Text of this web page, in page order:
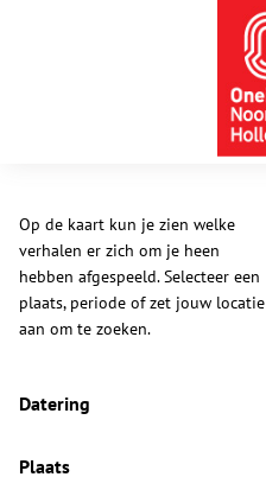
Op de kaart kun je zien welke
verhalen er zich om je heen
hebben afgespeeld. Selecteer een
plaats, periode of zet jouw locatie
aan om te zoeken.
Datering
Plaats